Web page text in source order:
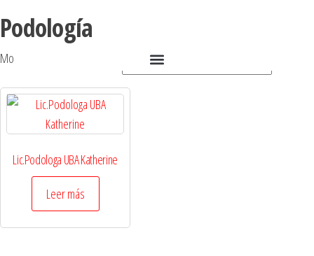
Podología
Mostrando el único resultado
Lic.Podologa UBA Katherine
Leer más